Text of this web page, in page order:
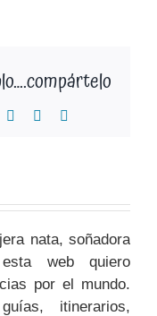
Pinterest
nata, soñadora
web quiero
por el mundo.
itinerarios,